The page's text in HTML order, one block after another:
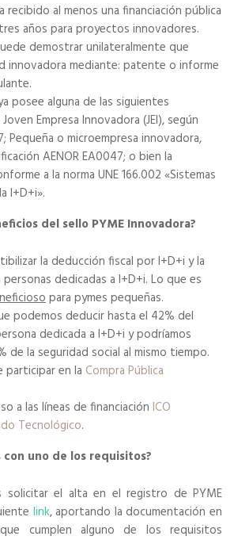
recibido al menos una financiación pública
años para proyectos innovadores.
demostrar unilateralmente que
innovadora mediante: patente o informe
posee alguna de las siguientes
Empresa Innovadora (JEI), según
Pequeña o microempresa innovadora,
AENOR EA0047; o bien la
a la norma UNE 166.002 «Sistemas
I+D+i».
del sello PYME Innovadora?
la deducción fiscal por I+D+i y la
dedicadas a I+D+i. Lo que es
para pymes pequeñas.
podemos deducir hasta el 42% del
dedicada a I+D+i y podríamos
de la seguridad social al mismo tiempo.
participar en la Compra Pública
a las líneas de financiación ICO
Tecnológico.
con uno de los requisitos?
solicitar el alta en el registro de PYME
link, aportando la documentación en
cumplen alguno de los requisitos